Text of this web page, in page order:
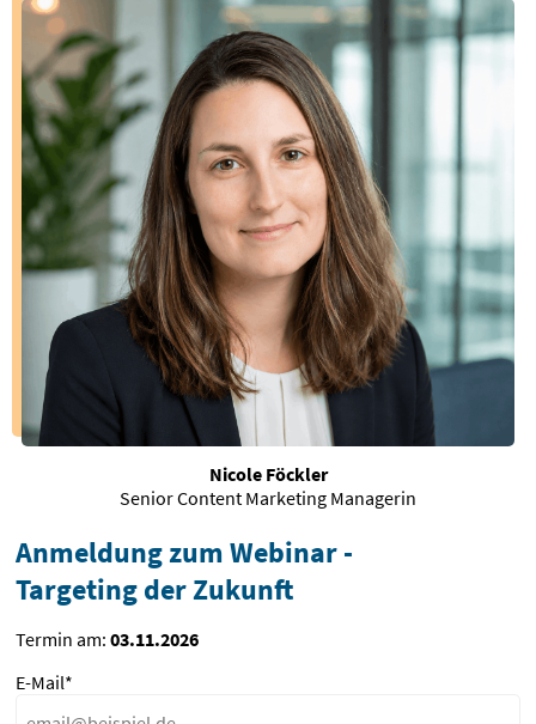
Nicole Föckler
Senior Content Marketing Managerin
Anmeldung zum Webinar -
Targeting der Zukunft
Termin am: 03.11.2026
E-Mail*